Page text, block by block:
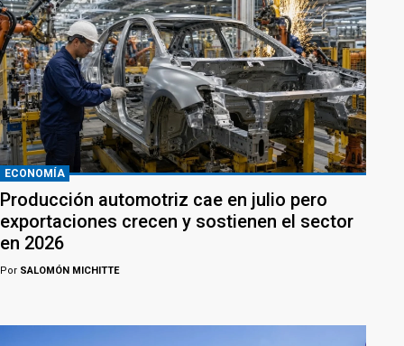
ECONOMÍA
Producción automotriz cae en julio pero
exportaciones crecen y sostienen el sector
en 2026
Por SALOMÓN MICHITTE